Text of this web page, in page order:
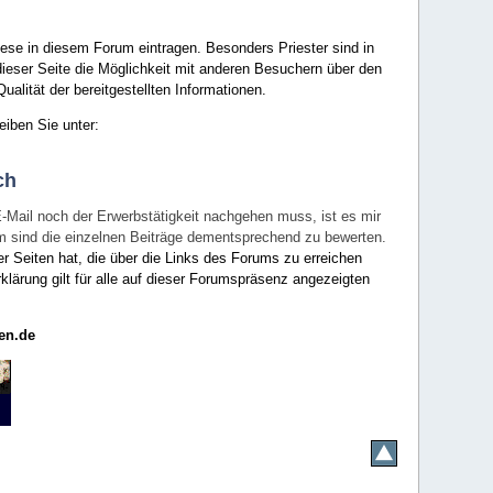
in diesem Forum eintragen. Besonders Priester sind in
Seite die Möglichkeit mit anderen Besuchern über den
der bereitgestellten Informationen.
Sie unter:
noch der Erwerbstätigkeit nachgehen muss, ist es mir
die einzelnen Beiträge dementsprechend zu bewerten.
Seiten hat, die über die Links des Forums zu erreichen
gilt für alle auf dieser Forumspräsenz angezeigten